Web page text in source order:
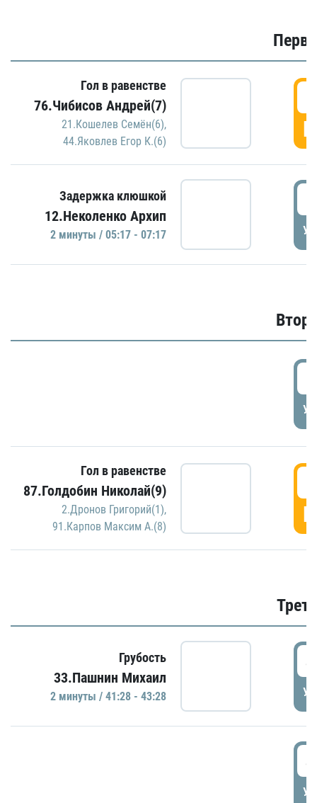
Гол в равенстве
76.Чибисов Андрей(7)
21.Кошелев Семён(6),
44.Яковлев Егор К.(6)
Задержка клюшкой
12.Неколенко Архип
2 минуты / 05:17 - 07:17
Гол в равенстве
87.Голдобин Николай(9)
2.Дронов Григорий(1),
91.Карпов Максим А.(8)
Грубость
33.Пашнин Михаил
2 минуты / 41:28 - 43:28